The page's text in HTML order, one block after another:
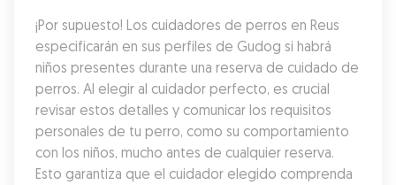
¡Por supuesto! Los cuidadores de perros en Reus
especificarán en sus perfiles de Gudog si habrá
niños presentes durante una reserva de cuidado de
perros. Al elegir al cuidador perfecto, es crucial
revisar estos detalles y comunicar los requisitos
personales de tu perro, como su comportamiento
con los niños, mucho antes de cualquier reserva.
Esto garantiza que el cuidador elegido comprenda